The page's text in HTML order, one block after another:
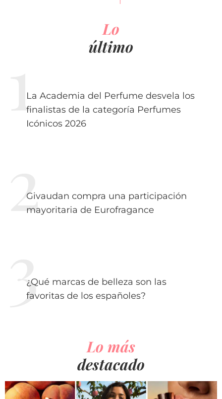
Lo
último
La Academia del Perfume desvela los
finalistas de la categoría Perfumes
Icónicos 2026
Givaudan compra una participación
mayoritaria de Eurofragance
¿Qué marcas de belleza son las
favoritas de los españoles?
Lo más
destacado